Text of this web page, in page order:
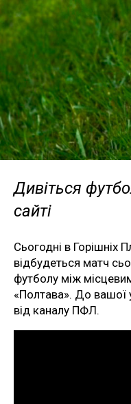
Дивіться
сайті
Сьогодні в Горішніх
відбудеться матч
футболу між
«Полтава». До вашої
від каналу ПФЛ.